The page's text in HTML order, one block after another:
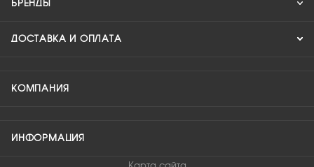
БРЕНДЫ
ДОСТАВКА И ОПЛАТА
КОМПАНИЯ
ИНФОРМАЦИЯ